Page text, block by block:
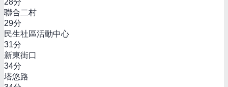
聯合二村
29分
民生社區活動中心
31分
新東街口
34分
塔悠路